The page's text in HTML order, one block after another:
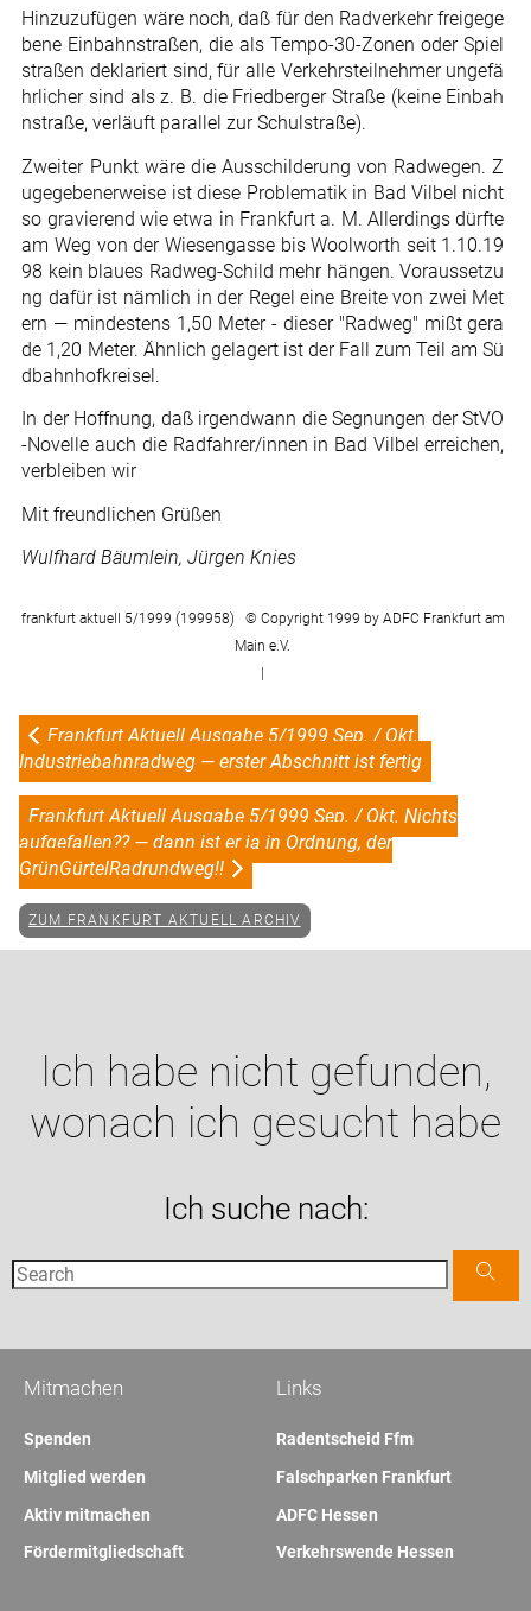
Hinzuzufügen wäre noch, daß für den Radverkehr freigege
bene Einbahnstraßen, die als Tempo-30-Zonen oder Spiel
straßen deklariert sind, für alle Verkehrsteilnehmer ungefä
hrlicher sind als z. B. die Friedberger Straße (keine Einbah
nstraße, verläuft parallel zur Schulstraße).
Zweiter Punkt wäre die Ausschilderung von Radwegen. Z
ugegebenerweise ist diese Problematik in Bad Vilbel nicht
so gravierend wie etwa in Frankfurt a. M. Allerdings dürfte
am Weg von der Wiesengasse bis Woolworth seit 1.10.19
98 kein blaues Radweg-Schild mehr hängen. Voraussetzu
ng dafür ist nämlich in der Regel eine Breite von zwei Met
ern — mindestens 1,50 Meter - dieser "Radweg" mißt gera
de 1,20 Meter. Ähnlich gelagert ist der Fall zum Teil am Sü
dbahnhofkreisel.
In der Hoffnung, daß irgendwann die Segnungen der StVO
-Novelle auch die Radfahrer/innen in Bad Vilbel erreichen,
verbleiben wir
Mit freundlichen Grüßen
Wulfhard Bäumlein, Jürgen Knies
frankfurt aktuell 5/1999 (199958) © Copyright 1999 by ADFC Frankfurt am
Main e.V.
Frankfurt Aktuell Ausgabe 5/1999 Sep. / Okt.
Industriebahnradweg — erster Abschnitt ist fertig
Frankfurt Aktuell Ausgabe 5/1999 Sep. / Okt. Nichts
aufgefallen?? — dann ist er ja in Ordnung, der
GrünGürtelRadrundweg!!
ZUM FRANKFURT AKTUELL ARCHIV
Ich habe nicht gefunden,
wonach ich gesucht habe
Ich suche nach:
Links
Radentscheid Ffm
Falschparken Frankfurt
ADFC Hessen
Verkehrswende Hessen
Mitmachen
Spenden
Mitglied werden
Aktiv mitmachen
Fördermitgliedschaft